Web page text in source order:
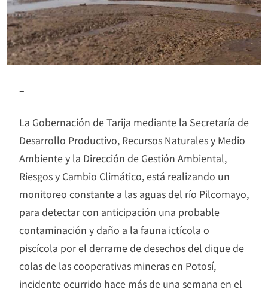
–
La Gobernación de Tarija mediante la Secretaría de
Desarrollo Productivo, Recursos Naturales y Medio
Ambiente y la Dirección de Gestión Ambiental,
Riesgos y Cambio Climático, está realizando un
monitoreo constante a las aguas del río Pilcomayo,
para detectar con anticipación una probable
contaminación y daño a la fauna ictícola o
piscícola por el derrame de desechos del dique de
colas de las cooperativas mineras en Potosí,
incidente ocurrido hace más de una semana en el